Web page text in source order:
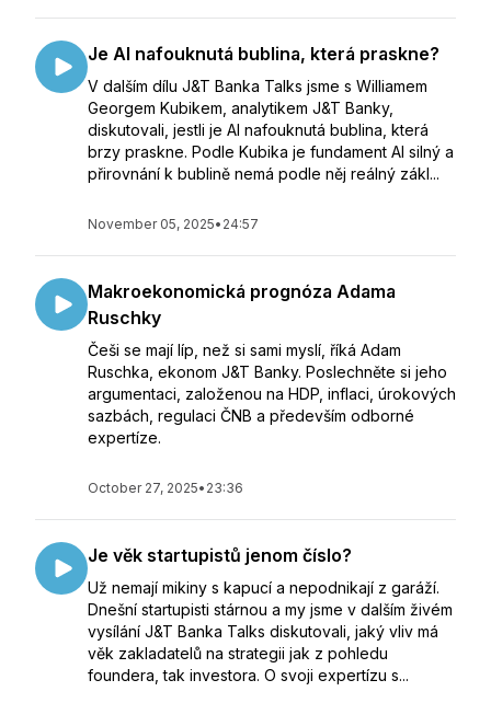
Je AI nafouknutá bublina, která praskne?
V dalším dílu J&T Banka Talks jsme s Williamem
Georgem Kubikem, analytikem J&T Banky,
diskutovali, jestli je AI nafouknutá bublina, která
brzy praskne. Podle Kubika je fundament AI silný a
přirovnání k bublině nemá podle něj reálný zákl...
November 05, 2025• 24:57
Makroekonomická prognóza Adama
Ruschky
Češi se mají líp, než si sami myslí, říká Adam
Ruschka, ekonom J&T Banky. Poslechněte si jeho
argumentaci, založenou na HDP, inflaci, úrokových
sazbách, regulaci ČNB a především odborné
expertíze.
October 27, 2025• 23:36
Je věk startupistů jenom číslo?
Už nemají mikiny s kapucí a nepodnikají z garáží.
Dnešní startupisti stárnou a my jsme v dalším živém
vysílání J&T Banka Talks diskutovali, jaký vliv má
věk zakladatelů na strategii jak z pohledu
foundera, tak investora. O svoji expertízu s...